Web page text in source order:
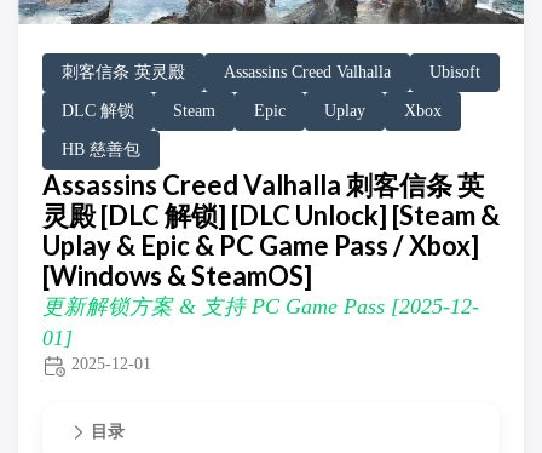
刺客信条 英灵殿 Assassins Creed Valhalla Ubisoft
DLC 解锁
DLC Unlock
DLC 补丁
DLC Patch
Steam Epic Uplay
PC Game Pass
XGP
Xbox
Humble Bundle
HB 慈善包
Windows
SteamOS
Assassins Creed Valhalla 刺客信条 英
灵殿 [DLC 解锁] [DLC Unlock] [Steam &
Uplay & Epic & PC Game Pass / Xbox]
[Windows & SteamOS]
更新解锁方案 & 支持 PC Game Pass [2025-12-
01]
2025-12-01
目录